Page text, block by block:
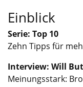
Einblick
Serie: Top 10
Zehn Tipps für
Interview: Will
Meinungsstark: